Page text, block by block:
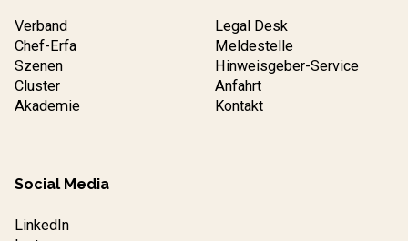
Verband
Chef-Erfa
Szenen
Cluster
Akademie
Legal Desk
Meldestelle
Hinweisgeber-Service
Anfahrt
Kontakt
Social Media
LinkedIn